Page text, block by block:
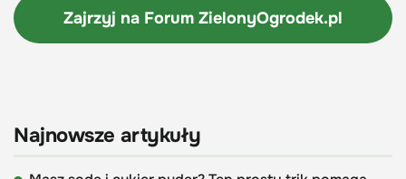
Zajrzyj na Forum ZielonyOgrodek.pl
Najnowsze artykuły